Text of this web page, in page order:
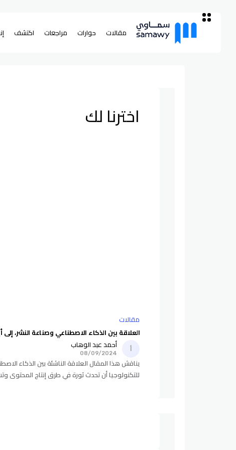
مقالات حوارات مراجعات اكتشف
اخترنا لك
مقالات
العلاقة بين الذكاء الاصطناعي وصناعة النشر، إلى
أحمد عبد الوهاب
08/09/2024
يناقش هذا المقال العلاقة الناشئة بين الذكاء
للتكنولوجيا أن تحدث ثورة في طرق إنتاج المحتوى